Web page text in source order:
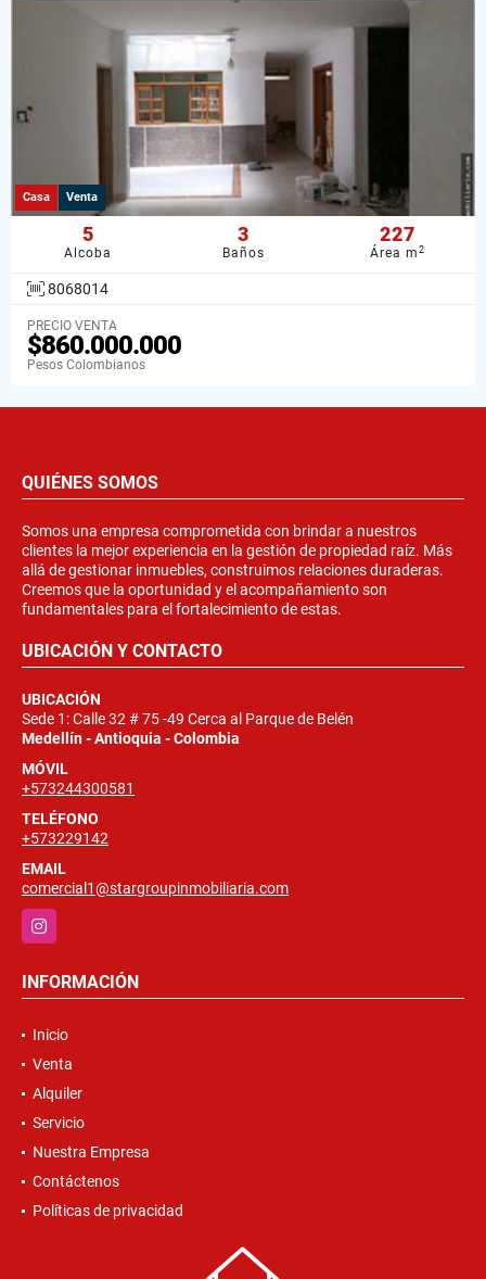
Casa Venta
5
Alcoba
3
Baños
227
Área m2
8068014
PRECIO VENTA
$860.000.000
Pesos Colombianos
QUIÉNES SOMOS
Somos una empresa comprometida con brindar a nuestros
clientes la mejor experiencia en la gestión de propiedad raíz. Más
allá de gestionar inmuebles, construimos relaciones duraderas.
Creemos que la oportunidad y el acompañamiento son
fundamentales para el fortalecimiento de estas.
UBICACIÓN Y CONTACTO
UBICACIÓN
Sede 1: Calle 32 # 75 -49 Cerca al Parque de Belén
Medellín - Antioquia - Colombia
MÓVIL
+573244300581
TELÉFONO
+573229142
EMAIL
comercial1@stargroupinmobiliaria.com
Instagram
INFORMACIÓN
Inicio
Venta
Alquiler
Servicio
Nuestra Empresa
Contáctenos
Políticas de privacidad